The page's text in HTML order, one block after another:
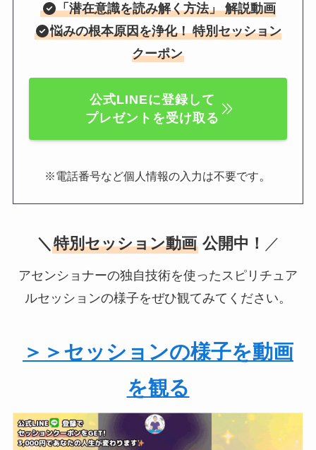
「潜在意識を読み解く方法」 解説動画
悩みの根本原因を浄化！ 特別セッション
クーポン
公式LINEに登録して
プレゼントを受け取る
※電話番号など個人情報の入力は不要です。
＼ 特別セッション動画公開中！ ／
アセンショナーの独自技術を使ったスピリチュア
ルセッションの様子をぜひ観てみてください。
＞＞セッションの様子を動画
を観る